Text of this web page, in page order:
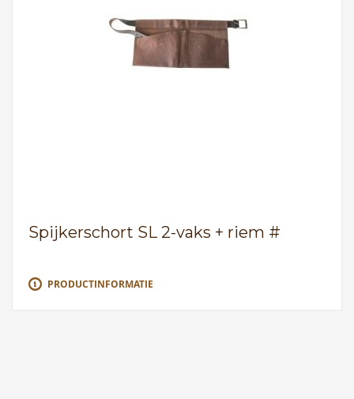
Spijkerschort SL 2-vaks + riem #
PRODUCTINFORMATIE